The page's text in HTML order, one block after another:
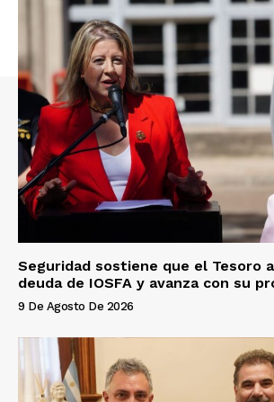
Seguridad sostiene que el Tesoro
deuda de IOSFA y avanza con su
9 De Agosto De 2026